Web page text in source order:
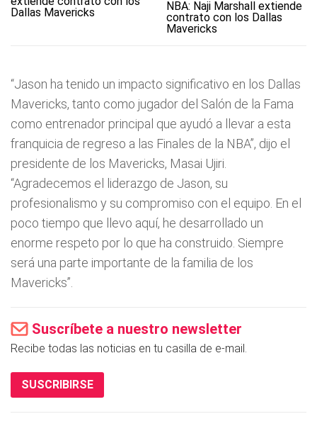
NBA: Naji Marshall extiende
contrato con los Dallas
Mavericks
“Jason ha tenido un impacto significativo en los Dallas
Mavericks, tanto como jugador del Salón de la Fama
como entrenador principal que ayudó a llevar a esta
franquicia de regreso a las Finales de la NBA”, dijo el
presidente de los Mavericks, Masai Ujiri.
“Agradecemos el liderazgo de Jason, su
profesionalismo y su compromiso con el equipo. En el
poco tiempo que llevo aquí, he desarrollado un
enorme respeto por lo que ha construido. Siempre
será una parte importante de la familia de los
Mavericks”.
Suscríbete a nuestro newsletter
Recibe todas las noticias en tu casilla de e-mail.
SUSCRIBIRSE